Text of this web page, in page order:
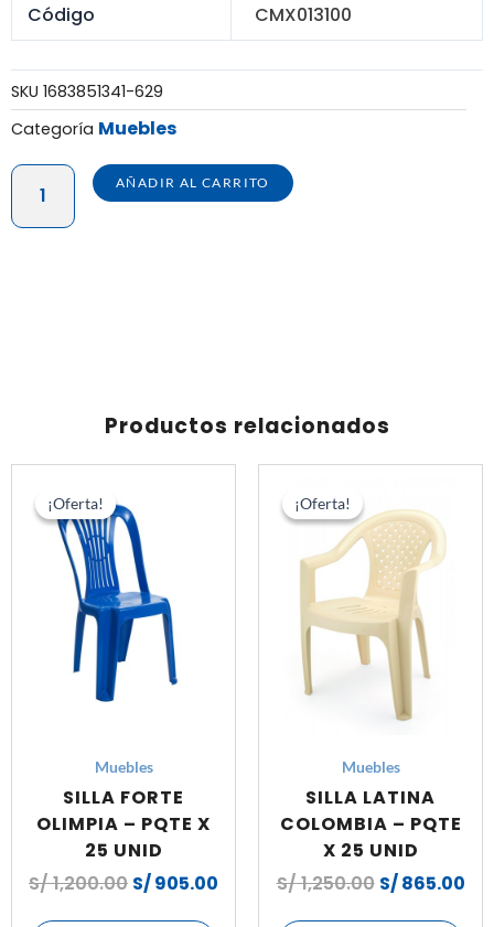
Código
CMX013100
SKU 1683851341-629
Categoría Muebles
COMODA
GIGANTE
5
AÑADIR AL CARRITO
Productos relacionados
¡Oferta!
¡Oferta!
Muebles
SILLA FORTE
OLIMPIA – PQTE X
25 UNID
S/1,200.00
original
era:
S/ 1,200.00.
S/905.00
S/ 905.00.
¡Oferta!
¡Oferta!
Muebles
SILLA LATINA
COLOMBIA – PQTE
X 25 UNID
S/1,250.00
original
era:
S/ 1,250.00.
S/865.00